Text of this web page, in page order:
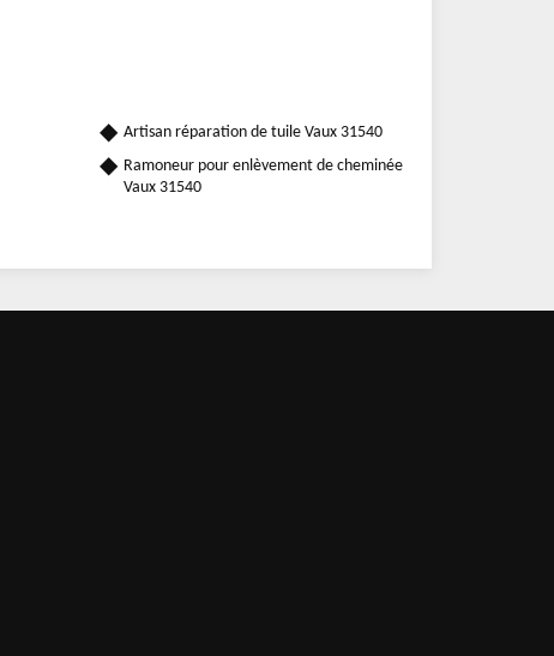
Artisan réparation de tuile Vaux 31540
Ramoneur pour enlèvement de cheminée
Vaux 31540